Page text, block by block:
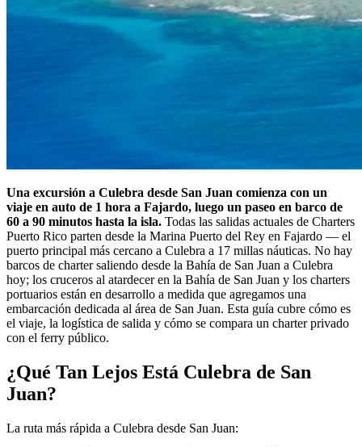
Una excursión a Culebra desde San Juan comienza con un
viaje en auto de 1 hora a Fajardo, luego un paseo en barco de
60 a 90 minutos hasta la isla. Todas las salidas actuales de Charters
Puerto Rico parten desde la Marina Puerto del Rey en Fajardo — el
puerto principal más cercano a Culebra a 17 millas náuticas. No hay
barcos de charter saliendo desde la Bahía de San Juan a Culebra
hoy; los cruceros al atardecer en la Bahía de San Juan y los charters
portuarios están en desarrollo a medida que agregamos una
embarcación dedicada al área de San Juan. Esta guía cubre cómo es
el viaje, la logística de salida y cómo se compara un charter privado
con el ferry público.
¿Qué Tan Lejos Está Culebra de San
Juan?
La ruta más rápida a Culebra desde San Juan: